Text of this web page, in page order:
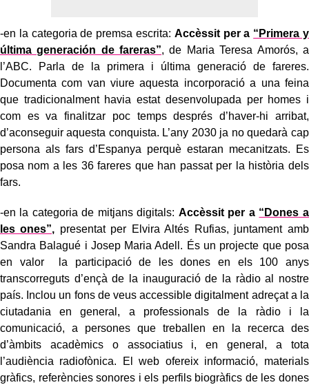
-en la categoria de premsa escrita: Accèssit per a “Primera y
última generación de fareras”, de Maria Teresa Amorós, a
l’ABC. Parla de la primera i última generació de fareres.
Documenta com van viure aquesta incorporació a una feina
que tradicionalment havia estat desenvolupada per homes i
com es va finalitzar poc temps després d’haver-hi arribat,
d’aconseguir aquesta conquista. L’any 2030 ja no quedarà cap
persona als fars d’Espanya perquè estaran mecanitzats. Es
posa nom a les 36 fareres que han passat per la història dels
fars.
-en la categoria de mitjans digitals: Accèssit per a “Dones a
les ones”, presentat per Elvira Altés Rufias, juntament amb
Sandra Balagué i Josep Maria Adell. És un projecte que posa
en valor la participació de les dones en els 100 anys
transcorreguts d’ençà de la inauguració de la ràdio al nostre
país. Inclou un fons de veus accessible digitalment adreçat a la
ciutadania en general, a professionals de la ràdio i la
comunicació, a persones que treballen en la recerca des
d’àmbits acadèmics o associatius i, en general, a tota
l’audiència radiofònica. El web ofereix informació, materials
gràfics, referències sonores i els perfils biogràfics de les dones